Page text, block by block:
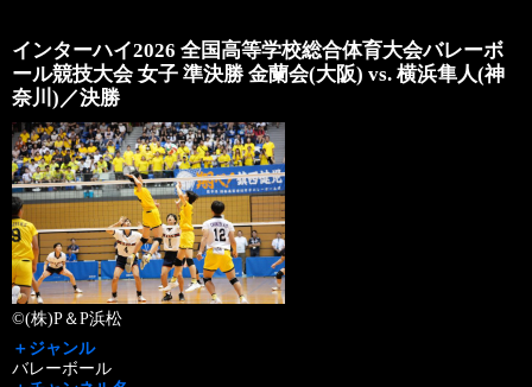
インターハイ2026 全国高等学校総合体育大会バレーボ
ール競技大会 女子 準決勝 金蘭会(大阪) vs. 横浜隼人(神
奈川)／決勝
©(株)P＆P浜松
＋ジャンル
バレーボール